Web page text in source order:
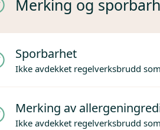
Merking og
Sporbarhet
Ikke avdekket regelverksbrudd
Merking av
Ikke avdekket regelverksbrudd